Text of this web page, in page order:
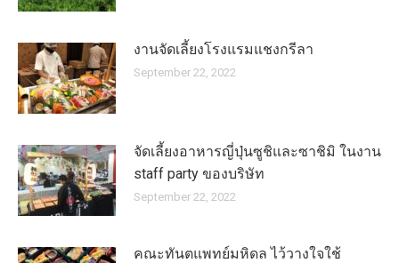
งานจัดเลี้ยงโรงแรมแชงกรีลา
September 22, 2022
จัดเลี้ยงอาหารญี่ปุ่นซูชิและซาชิมิ ในงาน
staff party ของบริษัท
September 22, 2022
คณะทันตแพทย์มหิดล ไว้วางใจใช้